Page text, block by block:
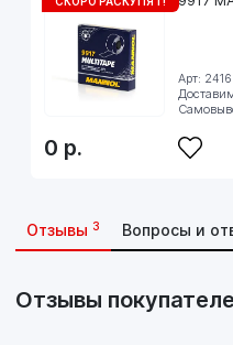
Арт: 2416
0 р.
Отзывы 3 Вопросы и
Отзывы